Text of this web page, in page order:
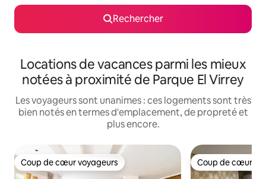
Rechercher
Locations de vacances parmi les mieux
notées à proximité de Parque El Virrey
Les voyageurs sont unanimes : ces logements sont très
bien notés en termes d'emplacement, de propreté et
plus encore.
Coup de cœur voyageurs
Coup de cœur voyageurs Coup de cœur
Coup de cœur